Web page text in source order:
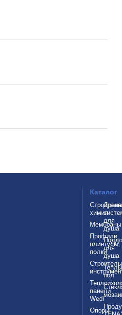
Каталог
химия
Мембраны
Профили,
плинтусы,
полки
панели
Wedi
Опоры
для
душа
для
душа
пол